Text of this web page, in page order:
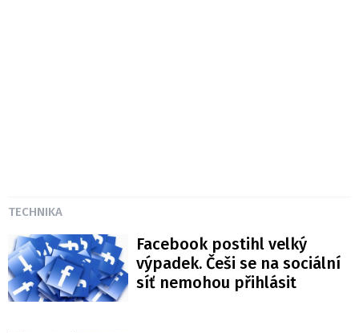
TECHNIKA
Facebook postihl velký
výpadek. Češi se na sociální
síť nemohou přihlásit